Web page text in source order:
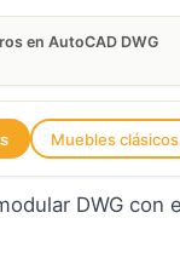
en AutoCAD DWG
Muebles clásicos